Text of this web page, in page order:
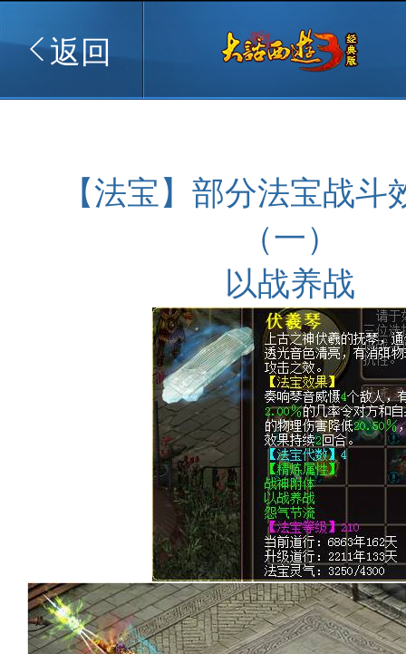
返回
【法宝】部分法宝战斗
（一）
以战养战